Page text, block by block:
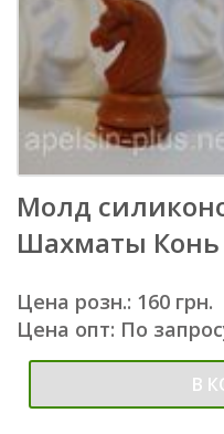
Молд
Шахматы Конь
Цена розн.: 160 грн.
Цена опт: По
В